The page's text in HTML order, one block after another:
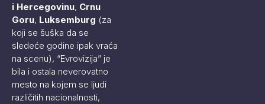
i Hercegovinu, Crnu
Goru, Luksemburg (za
koji se šuška da se
sledeće godine ipak vraća
na scenu), “Evrovizija” je
bila i ostala neverovatno
mesto na kojem se ljudi
različitih nacionalnosti,